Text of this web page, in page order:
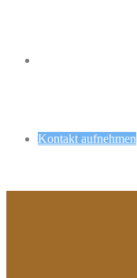
Kontakt aufnehmen